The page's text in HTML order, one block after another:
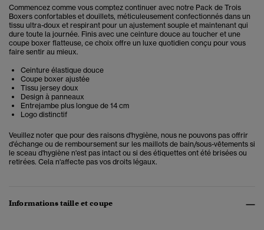
Commencez comme vous comptez continuer avec notre Pack de Trois
Boxers confortables et douillets, méticuleusement confectionnés dans un
tissu ultra-doux et respirant pour un ajustement souple et maintenant qui
dure toute la journée. Finis avec une ceinture douce au toucher et une
coupe boxer flatteuse, ce choix offre un luxe quotidien conçu pour vous
faire sentir au mieux.
Ceinture élastique douce
Coupe boxer ajustée
Tissu jersey doux
Design à panneaux
Entrejambe plus longue de 14 cm
Logo distinctif
Veuillez noter que pour des raisons d'hygiène, nous ne pouvons pas offrir
d'échange ou de remboursement sur les maillots de bain/sous-vêtements si
le sceau d'hygiène n'est pas intact ou si des étiquettes ont été brisées ou
retirées. Cela n'affecte pas vos droits légaux.
Informations taille et coupe